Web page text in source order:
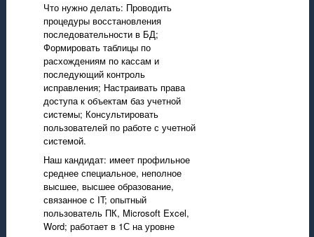
Что нужно делать: Проводить
процедуры восстановления
последовательности в БД;
Формировать таблицы по
расхождениям по кассам и
последующий контроль
исправления; Настраивать права
доступа к объектам баз учетной
системы; Консультировать
пользователей по работе с учетной
системой.
Наш кандидат: имеет профильное
среднее специальное, неполное
высшее, высшее образование,
связанное с IT; опытный
пользователь ПК, Microsoft Excel,
Word; работает в 1С на уровне